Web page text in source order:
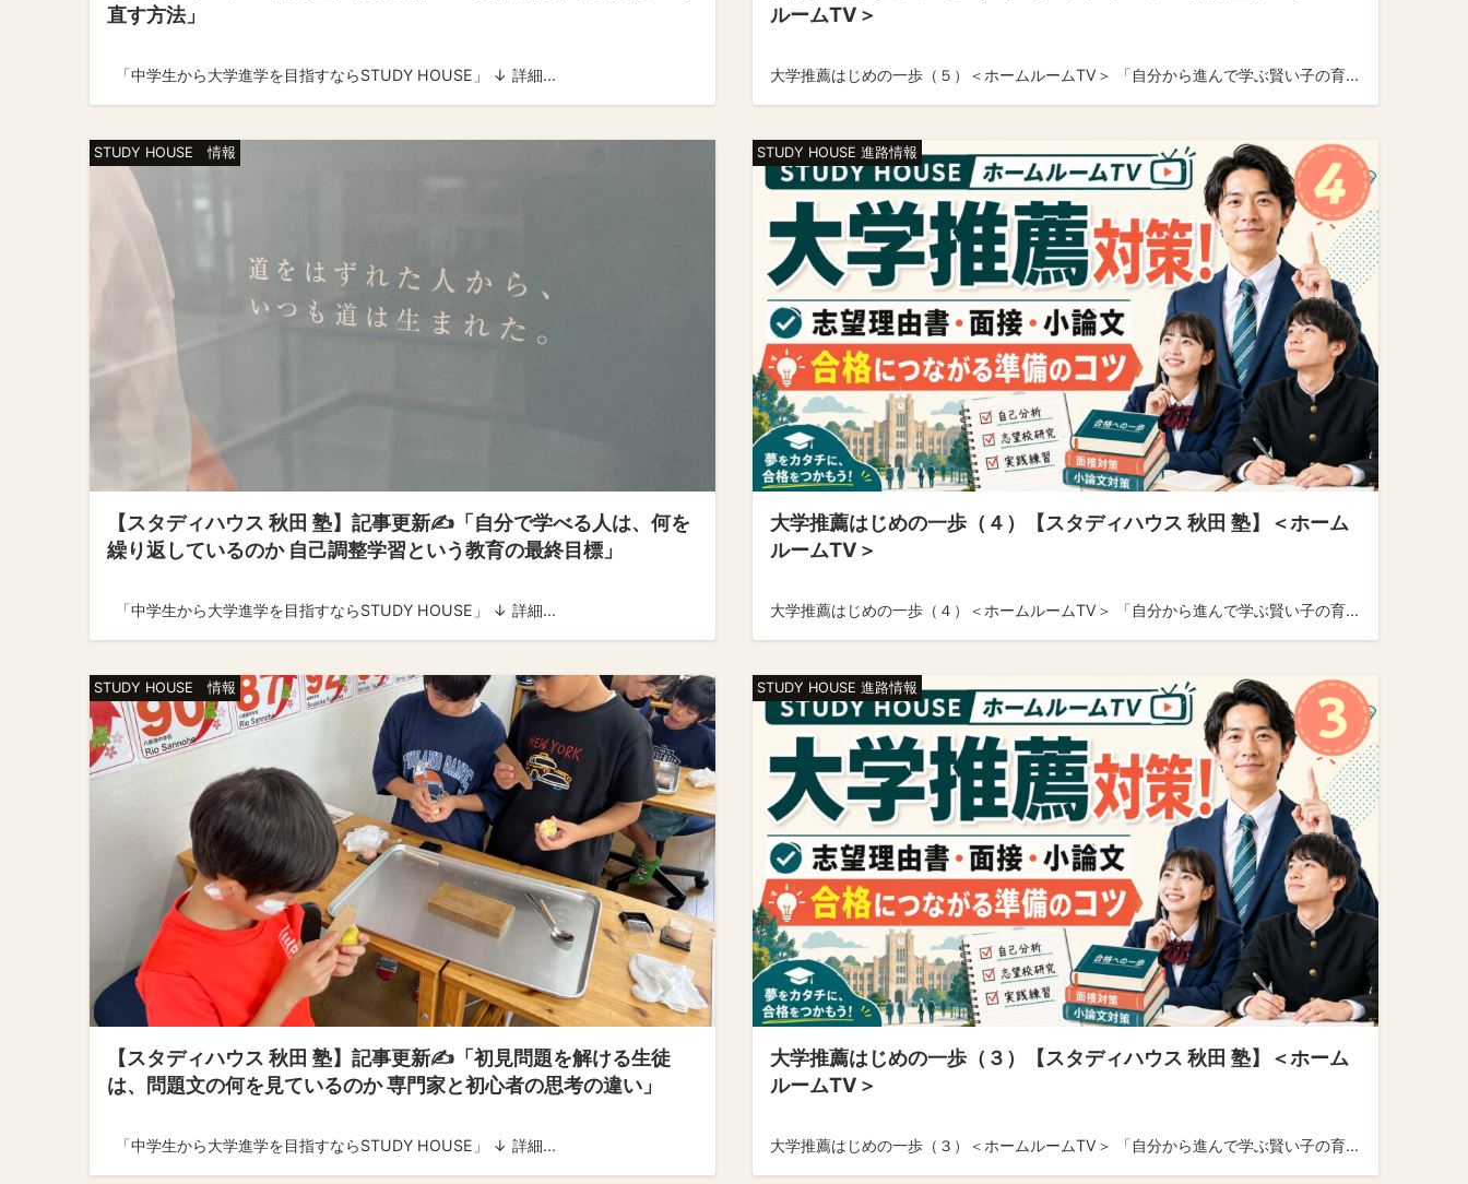
直す方法」
「中学生から大学進学を目指すならSTUDY HOUSE」 ↓ 詳細...
ルームTV＞
大学推薦はじめの一歩（５）＜ホームルームTV＞ 「自分から進んで学ぶ賢い子の育...
STUDY HOUSE 情報
【スタディハウス 秋田 塾】記事更新✍️「自分で学べる人は、何を
繰り返しているのか 自己調整学習という教育の最終目標」
「中学生から大学進学を目指すならSTUDY HOUSE」 ↓ 詳細...
STUDY HOUSE 進路情報
大学推薦はじめの一歩（４）【スタディハウス 秋田 塾】＜ホーム
ルームTV＞
大学推薦はじめの一歩（４）＜ホームルームTV＞ 「自分から進んで学ぶ賢い子の育...
STUDY HOUSE 情報
【スタディハウス 秋田 塾】記事更新✍️「初見問題を解ける生徒
は、問題文の何を見ているのか 専門家と初心者の思考の違い」
「中学生から大学進学を目指すならSTUDY HOUSE」 ↓ 詳細...
STUDY HOUSE 進路情報
大学推薦はじめの一歩（３）【スタディハウス 秋田 塾】＜ホーム
ルームTV＞
大学推薦はじめの一歩（３）＜ホームルームTV＞ 「自分から進んで学ぶ賢い子の育...